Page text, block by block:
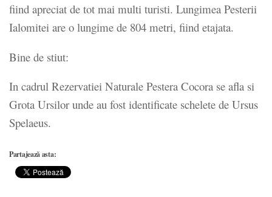
fiind apreciat de tot mai multi turisti. Lungimea Pesterii
Ialomitei are o lungime de 804 metri, fiind etajata.
Bine de stiut:
In cadrul Rezervatiei Naturale Pestera Cocora se afla si
Grota Ursilor unde au fost identificate schelete de Ursus
Spelaeus.
Partajează asta: